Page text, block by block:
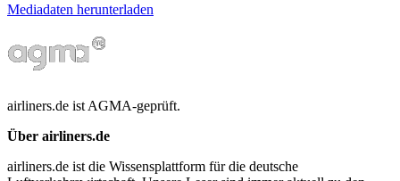
Mediadaten herunterladen
airliners.de ist AGMA-geprüft.
Über airliners.de
airliners.de ist die Wissensplattform für die deutsche